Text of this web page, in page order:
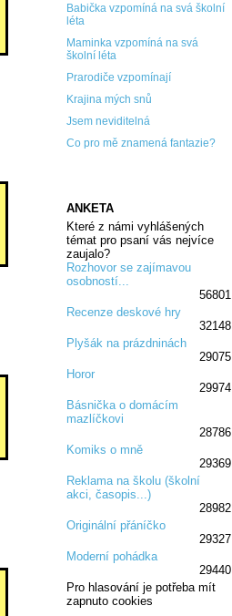
Babička vzpomíná na svá školní
léta
Maminka vzpomíná na svá
školní léta
Prarodiče vzpomínají
Krajina mých snů
Jsem neviditelná
Co pro mě znamená fantazie?
ANKETA
Které z námi vyhlášených
témat pro psaní vás nejvíce
zaujalo?
Rozhovor se zajímavou
osobností...
56801
Recenze deskové hry
32148
Plyšák na prázdninách
29075
Horor
29974
Básnička o domácím
mazlíčkovi
28786
Komiks o mně
29369
:D
Reklama na školu (školní
akci, časopis...)
28982
Originální přáníčko
29327
Moderní pohádka
29440
:D
Pro hlasování je potřeba mít
zapnuto cookies